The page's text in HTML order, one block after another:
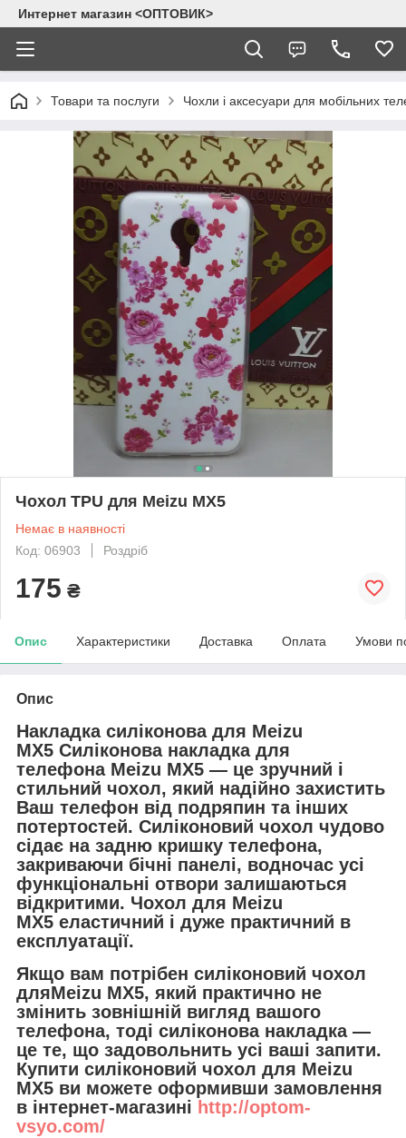
Интернет магазин <ОПТОВИК>
Товари та послуги Чохли і аксесуари для мобільних
Чохол TPU для Meizu MX5
Немає в наявності
Код: 06903
Роздріб
175 ₴
Опис Характеристики Доставка Оплата Умови
Опис
Накладка силіконова для Meizu
MX5 Силіконова накладка для
телефона Meizu MX5 — це зручний і
стильний чохол, який надійно захистить
Ваш телефон від подряпин та інших
потертостей. Силіконовий чохол чудово
сідає на задню кришку телефона,
закриваючи бічні панелі, водночас усі
функціональні отвори залишаються
відкритими. Чохол для Meizu
MX5 еластичний і дуже практичний в
експлуатації.
Якщо вам потрібен силіконовий чохол
дляMeizu MX5, який практично не
змінить зовнішній вигляд вашого
телефона, тоді силіконова накладка —
це те, що задовольнить усі ваші запити.
Купити силіконовий чохол для Meizu
MX5 ви можете оформивши замовлення
в інтернет-магазині http://optom-
vsyo.com/